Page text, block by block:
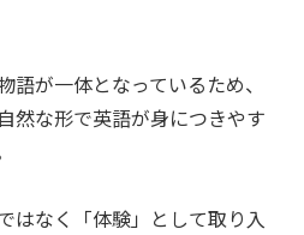
が一体となっているため、
然な形で英語が身につきやす
はなく「体験」として取り入